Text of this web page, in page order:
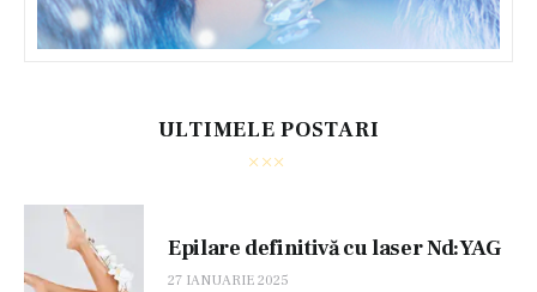
ULTIMELE POSTARI
Epilare definitivă cu laser Nd:YAG
27 IANUARIE 2025